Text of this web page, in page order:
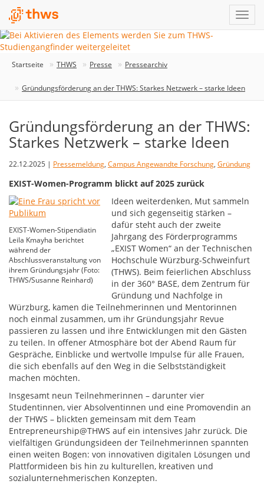
Startseite THWS Presse Pressearchiv
Gründungsförderung an der THWS: Starkes Netzwerk – starke Ideen
Gründungsförderung an der THWS:
Starkes Netzwerk – starke Ideen
22.12.2025 | Pressemeldung, Campus Angewandte Forschung, Gründung
EXIST-Women-Programm blickt auf 2025 zurück
EXIST-Women-Stipendiatin
Leila Kmayha berichtet
während der
Abschlussveranstaltung von
ihrem Gründungsjahr (Foto:
THWS/Susanne Reinhard)
Ideen weiterdenken, Mut sammeln
und sich gegenseitig stärken –
dafür steht auch der zweite
Jahrgang des Förderprogramms
„EXIST Women“ an der Technischen
Hochschule Würzburg-Schweinfurt
(THWS). Beim feierlichen Abschluss
in der 360° BASE, dem Zentrum für
Gründung und Nachfolge in
Würzburg, kamen die Teilnehmerinnen und Mentorinnen
noch einmal zusammen, um ihr Gründungsjahr Revue
passieren zu lassen und ihre Entwicklungen mit den Gästen
zu teilen. In offener Atmosphäre bot der Abend Raum für
Gespräche, Einblicke und wertvolle Impulse für alle Frauen,
die sich ebenfalls auf den Weg in die Selbstständigkeit
machen möchten.
Insgesamt neun Teilnehmerinnen – darunter vier
Studentinnen, vier Absolventinnen und eine Promovendin an
der THWS – blickten gemeinsam mit dem Team
Entrepreneurship@THWS auf ein intensives Jahr zurück. Die
vielfältigen Gründungsideen der Teilnehmerinnen spannten
einen weiten Bogen: von innovativen digitalen Lösungen und
Plattformideen bis hin zu kulturellen, kreativen und
sozialunternehmerischen Konzepten.